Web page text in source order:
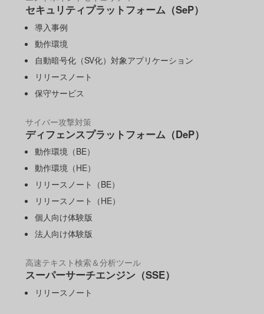
セキュリティプラットフォーム（SeP）
導入事例
動作環境
自動暗号化（SV化）対象アプリケーション
リリースノート
保守サービス
サイバー攻撃対策
ディフェンスプラットフォーム（DeP）
動作環境（BE）
動作環境（HE）
リリースノート（BE）
リリースノート（HE）
個人向け体験版
法人向け体験版
高速テキスト検索＆分析ツール
スーパーサーチエンジン（SSE）
リリースノート